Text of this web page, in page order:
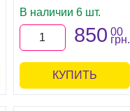
В наличии 6 шт.
850 00
грн.
КУПИТЬ